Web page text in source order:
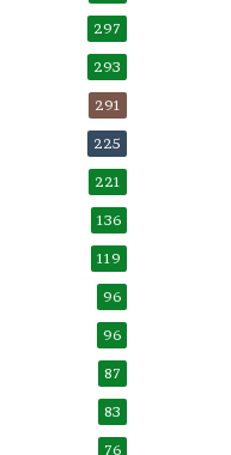
297
293
291
225
221
136
119
96
96
87
83
76